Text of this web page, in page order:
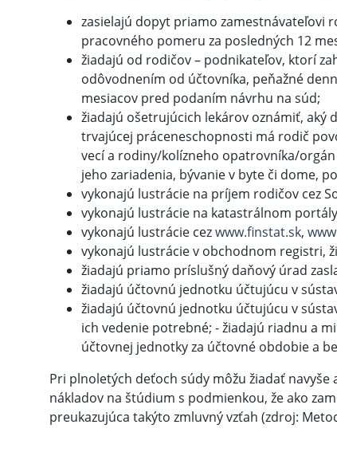
zasielajú dopyt priamo zamestnávateľovi
pracovného pomeru za posledných 12
žiadajú od rodičov – podnikateľov, ktorí
odôvodnením od účtovníka, peňažné
mesiacov pred podaním návrhu na súd;
žiadajú ošetrujúcich lekárov oznámiť, aký
trvajúcej práceneschopnosti má rodič
vecí a rodiny/kolízneho opatrovníka/
jeho zariadenia, bývanie v byte či dome,
vykonajú lustrácie na príjem rodičov cez
vykonajú lustrácie na katastrálnom
vykonajú lustrácie cezwww.finstat.sk,
vykonajú lustrácie v obchodnom registri,
žiadajú priamo príslušný daňový úrad
žiadajú účtovnú jednotku účtujúcu v
žiadajú účtovnú jednotku účtujúcu v
ich vedenie potrebné; - žiadajú riadnu a
účtovnej jednotky za účtovné obdobie a
Pri plnoletých deťoch súdy môžu žiadať
nákladov na štúdium s podmienkou, že ako
preukazujúca takýto zmluvný vzťah (zdroj: